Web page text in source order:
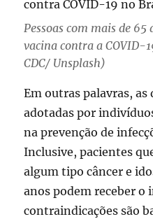
Pessoas com mais de 65
vacina contra a COVID-
CDC/ Unsplash)
Em outras palavras, as
adotadas por
na prevenção de
Inclusive, pacientes
algum tipo câncer e
anos podem receber o
contraindicações são